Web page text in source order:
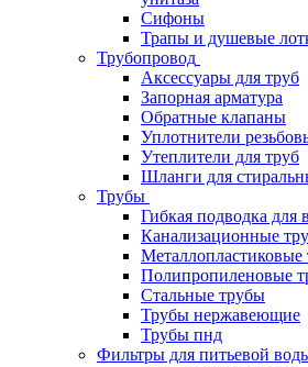
Сифоны
Трапы и душевые
Трубопровод
Аксессуары для труб
Запорная арматура
Обратные клапаны
Уплотнители
Утеплители для труб
Шланги для
Трубы
Гибкая подводка для
Канализационные
Металлопластиковые
Полипропиленовые
Стальные трубы
Трубы нержавеющие
Трубы пнд
Фильтры для питьевой